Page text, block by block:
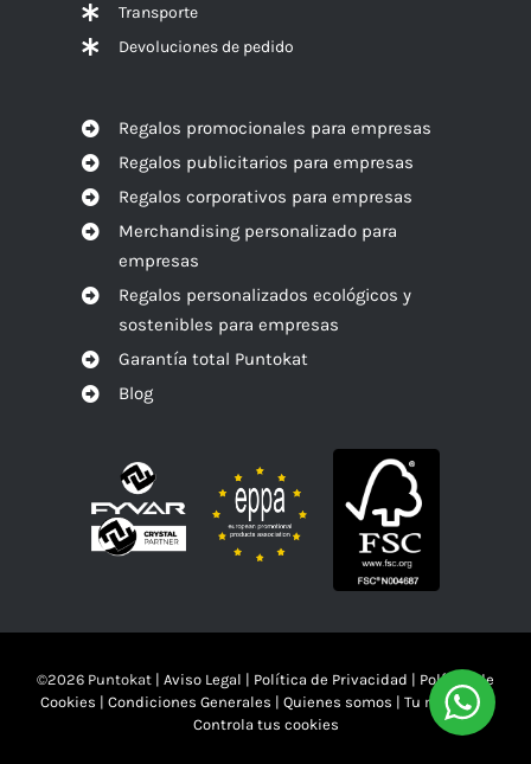
Transporte
Devoluciones de pedido
Regalos promocionales para empresas
Regalos publicitarios para empresas
Regalos corporativos para empresas
Merchandising personalizado para
empresas
Regalos personalizados ecológicos y
sostenibles para empresas
Garantía total Puntokat
Blog
©2026 Puntokat | Aviso Legal | Política de Privacidad | Política de
Cookies | Condiciones Generales | Quienes somos | Tu mandas!!
Controla tus cookies